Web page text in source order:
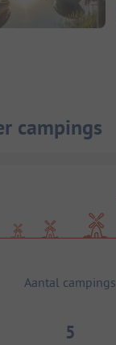
campings
Aantal campings
5